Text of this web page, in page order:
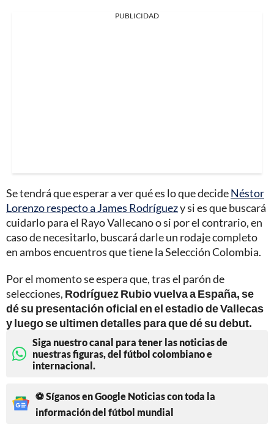
PUBLICIDAD
Se tendrá que esperar a ver qué es lo que decideNéstor
Lorenzo respecto a James Rodríguezy si es que buscará
cuidarlo para el Rayo Vallecano o si por el contrario, en
caso de necesitarlo, buscará darle un rodaje completo
en ambos encuentros que tiene la Selección Colombia.
Por el momento se espera que, tras el parón de
selecciones, Rodríguez Rubio vuelva a España, se
dé su presentación oficial en el estadio de Vallecas
y luego se ultimen detalles para que dé su debut.
Siga nuestro canal para tener las noticias de
nuestras figuras, del fútbol colombiano e
internacional.
⚽ Síganos en Google Noticias con toda la
información del fútbol mundial